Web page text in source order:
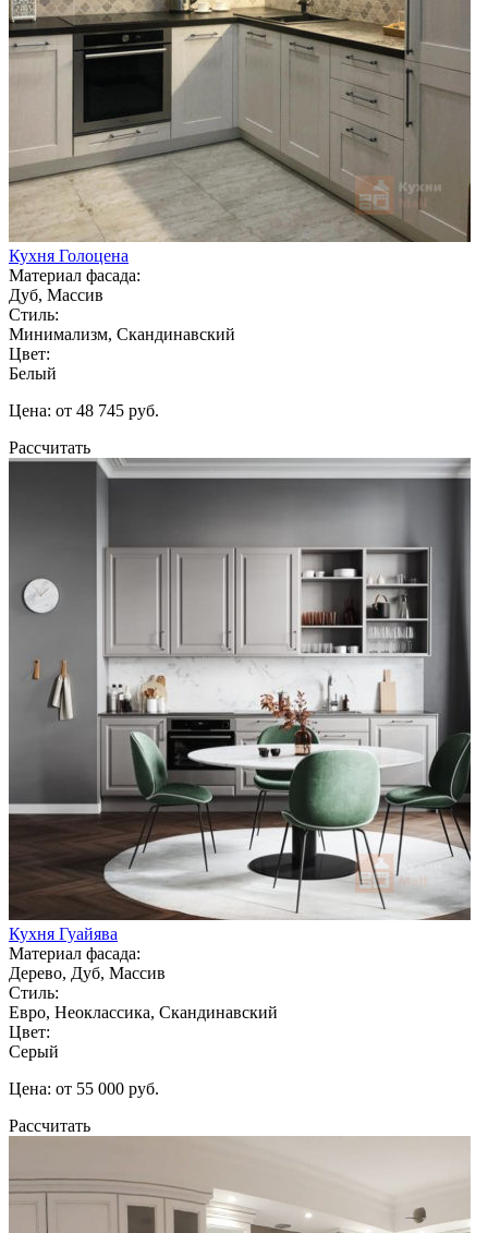
Кухня Голоцена
Материал фасада:
Дуб, Массив
Стиль:
Минимализм, Скандинавский
Цвет:
Белый
Цена: от 48 745 руб.
Рассчитать
Кухня Гуайява
Материал фасада:
Дерево, Дуб, Массив
Стиль:
Евро, Неоклассика, Скандинавский
Цвет:
Серый
Цена: от 55 000 руб.
Рассчитать